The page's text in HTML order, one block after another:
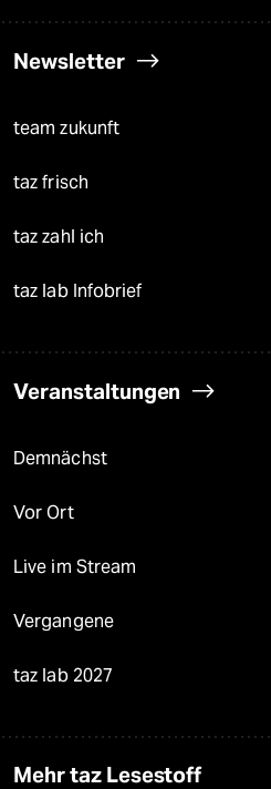
Newsletter
team zukunft
taz frisch
taz zahl ich
taz lab Infobrief
Veranstaltungen
Demnächst
Vor Ort
Live im Stream
Vergangene
taz lab 2027
Mehr taz Lesestoff